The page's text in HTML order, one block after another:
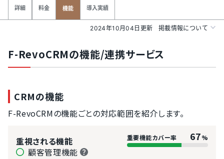
詳細 料金 機能 導入実績
2024年10月04日更新 掲載情報について
F-RevoCRMの機能/連携サービス
CRMの機能
F-RevoCRMの機能ごとの対応範囲を紹介します。
重視される機能 重要機能カバー率 67%
顧客管理機能